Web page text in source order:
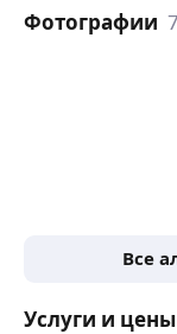
Фотографии 7
Все
Услуги и цены